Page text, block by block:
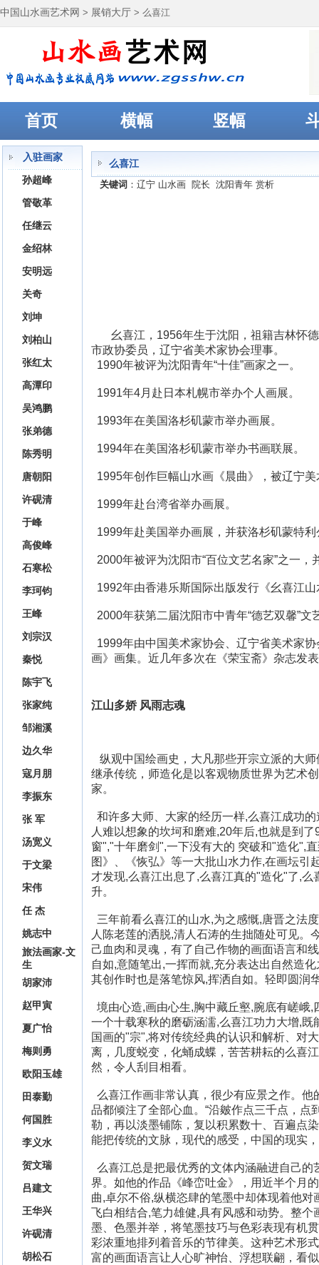
中国山水画艺术网 > 展销大厅 > 么喜江
首页 横幅 竖幅
入驻画家
孙超峰
管敬革
任继云
金绍林
安明远
关奇
刘坤
刘柏山
张红太
高潭印
吴鸿鹏
张弟德
陈秀明
唐朝阳
许砚清
于峰
高俊峰
石寒松
李珂钧
王峰
刘宗汉
秦悦
陈宇飞
张家纯
邹湘溪
边久华
寇月朋
李振东
张 军
汤宽义
于文梁
宋伟
任 杰
姚志中
旅法画家-文
生
胡家沛
赵甲寅
夏广怡
梅则勇
欧阳玉雄
田泰勤
何国胜
李义水
贺文瑞
吕建文
王华兴
许砚清
胡松石
么喜江
关键词 ：辽宁 山水画 院长 沈阳青年 赏析
幺喜江，1956年生于沈阳，祖籍吉林怀
市政协委员，辽宁省美术家协会理事。
1990年被评为沈阳青年“十佳”画家之一。
1991年4月赴日本札幌市举办个人画展。
1993年在美国洛杉矶蒙市举办画展。
1994年在美国洛杉矶蒙市举办书画联展。
1995年创作巨幅山水画《晨曲》，被辽宁
1999年赴台湾省举办画展。
1999年赴美国举办画展，并获洛杉矶蒙特
2000年被评为沈阳市“百位文艺名家”之一
1992年由香港乐斯国际出版发行《幺喜江
2000年获第二届沈阳市中青年“德艺双馨”文
1999年由中国美术家协会、辽宁省美术家
画》画集。近几年多次在《荣宝斋》杂志发
江山多娇 风雨志魂
纵观中国绘画史，大凡那些开宗立派的大
继承传统，师造化是以客观物质世界为艺术
家。
和许多大师、大家的经历一样,么喜江成功
人难以想象的坎坷和磨难,20年后,也就是到
窗","十年磨剑",一下没有大的 突破和"造化",
图》、《恢弘》等一大批山水力作,在画坛引
才发现,么喜江出息了,么喜江真的"造化"了,
升。
三年前看么喜江的山水,为之感慨,唐晋之法
人陈老莲的洒脱,清人石涛的生拙随处可见
己血肉和灵魂，有了自己作物的画面语言和
自如,意随笔出,一挥而就,充分表达出自然造
其创作时也是落笔惊风,挥洒自如。轻即圆润
境由心造,画由心生,胸中藏丘壑,腕底有嵯峨
一个十载寒秋的磨砺涵濡,么喜江功力大增,
国画的"宗",将对传统经典的认识和解析、对
离，几度蜕变，化蛹成蝶，苦苦耕耘的么喜
然，令人刮目相看。
么喜江作画非常认真，很少有应景之作。他
品都倾注了全部心血。“沿皴作点三千点，
勒，再以淡墨铺陈，复以积累数十、百遍点
能把传统的文脉，现代的感受，中国的现实
么喜江总是把最优秀的文体内涵融进自己
界。如他的作品《峰峦吐金》，用近半个月
曲,卓尔不俗,纵横恣肆的笔墨中却体现着他
飞白相结合,笔力雄健,具有风感和动势。整个
墨、色墨并举，将笔墨技巧与色彩表现有机
彩浓重地排列着音乐的节律美。这种艺术形
富的画面语言让人心旷神怡、浮想联翩，看